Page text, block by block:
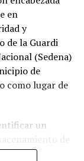
en
y
de la Guardi
(Sedena)
de
como lugar de
un
de